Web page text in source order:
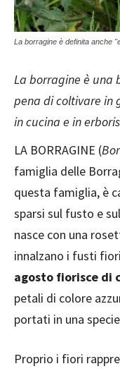
La borragine è definita anche
La borragine è una
pena di coltivare in
in cucina e in
LA BORRAGINE (
famiglia delle
questa famiglia, è
sparsi sul fusto e
nasce con una
innalzano i fusti
agosto fiorisce di
petali di colore
portati in una
Proprio i fiori